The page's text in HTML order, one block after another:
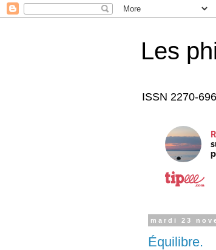
Les
ISSN 2270-
mardi 23
Équilibre.